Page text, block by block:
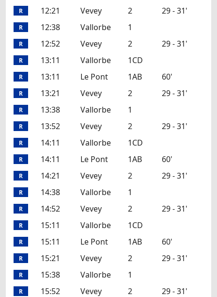
R 12:21 Vevey 2 29 - 31'
R 12:38 Vallorbe 1
R 12:52 Vevey 2 29 - 31'
R 13:11 Vallorbe 1CD
R 13:11 Le Pont 1AB 60'
R 13:21 Vevey 2 29 - 31'
R 13:38 Vallorbe 1
R 13:52 Vevey 2 29 - 31'
R 14:11 Vallorbe 1CD
R 14:11 Le Pont 1AB 60'
R 14:21 Vevey 2 29 - 31'
R 14:38 Vallorbe 1
R 14:52 Vevey 2 29 - 31'
R 15:11 Vallorbe 1CD
R 15:11 Le Pont 1AB 60'
R 15:21 Vevey 2 29 - 31'
R 15:38 Vallorbe 1
R 15:52 Vevey 2 29 - 31'